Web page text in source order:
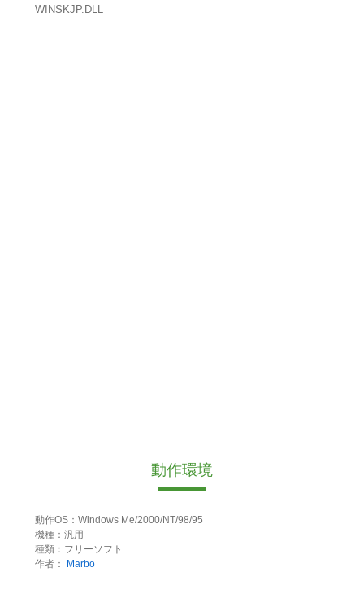
WINSKJP.DLL
動作環境
動作OS：Windows Me/2000/NT/98/95
機種：汎用
種類：フリーソフト
作者：
Marbo